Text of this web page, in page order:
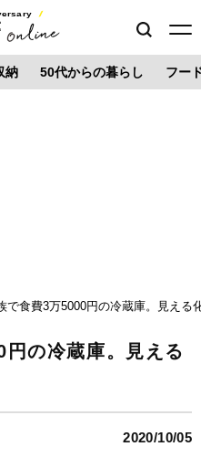
納 50代からの暮らし フー
で食費3万5000円の冷蔵庫。見える
の冷蔵庫。見える
2020/10/05